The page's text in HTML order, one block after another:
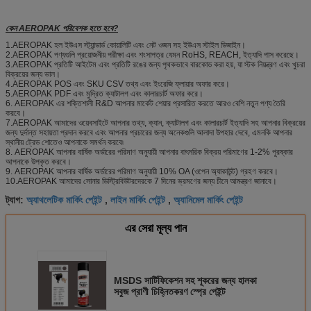
কেন AEROPAK পরিবেশক হতে হবে?
1.AEROPAK হল ইউএস স্ট্যান্ডার্ড কোয়ালিটি এবং নেট ওজন সহ ইউএস স্টাইল ডিজাইন।
2.AEROPAK পণ্যগুলি প্রয়োজনীয় পরীক্ষা এবং শংসাপত্র যেমন RoHS, REACH, ইত্যাদি পাস করেছে।
3.AEROPAK প্রতিটি আইটেম এবং প্রতিটি রঙের জন্য পৃথকভাবে বারকোড করা হয়, যা স্টক নিয়ন্ত্রণ এবং খুচরা
বিক্রয়ের জন্য ভাল।
4.AEROPAK POS এবং SKU CSV তথ্য এবং ইংরেজি ফ্লায়ার অফার করে।
5.AEROPAK PDF এবং মুদ্রিত ক্যাটালগ এবং কালারচার্ট অফার করে।
6. AEROPAK এর শক্তিশালী R&D আপনার মার্কেট শেয়ার প্রসারিত করতে আরও বেশি নতুন পণ্য তৈরি
করবে।
7.AEROPAK আমাদের ওয়েবসাইটে আপনার তথ্য, ক্যান, ক্যাটালগ এবং কালারচার্ট ইত্যাদি সহ আপনার বিক্রয়ের
জন্য দুর্দান্ত সহায়তা প্রদান করবে এবং আপনার প্রচারের জন্য অনেকগুলি আলাদা উপহার দেবে, এমনকি আপনার
স্থানীয় ট্রেড শোতেও আপনাকে সমর্থন করবে৷
8. AEROPAK আপনার বার্ষিক অর্ডারের পরিমাণ অনুযায়ী আপনার বাৎসরিক বিক্রয় পরিমাণের 1-2% পুরষ্কার
আপনাকে উপকৃত করবে।
9. AEROPAK আপনার বার্ষিক অর্ডারের পরিমাণ অনুযায়ী 10% OA (ওপেন অ্যাকাউন্ট) গ্রহণ করবে।
10.AEROPAK আমাদের সোনার ডিস্ট্রিবিউটরদেরকে 7 দিনের ভ্রমণের জন্য চীনে আমন্ত্রণ জানাবে।
ট্যাগ: অ্যাথলেটিক মার্কিং পেইন্ট , লাইন মার্কিং পেইন্ট , অ্যানিমেল মার্কিং পেইন্ট
এর সেরা মূল্য পান
MSDS সার্টিফিকেশন সহ শূকরের জন্য হালকা
সবুজ প্রাণী চিহ্নিতকরণ স্প্রে পেইন্ট